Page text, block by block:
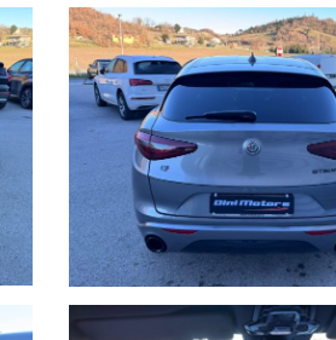
anche per i nostri veicoli usati dove
allo 0722810139.
la nuova sede in Voc. Calvernazzo n°
stazione di Pesaro o dalla stazione di
dal sistema automatico o dal nostro
degli stessi in sede che la